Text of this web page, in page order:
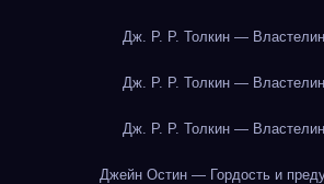
Дж. Р. Р. Толкин —
Дж. Р. Р. Толкин —
Дж. Р. Р. Толкин —
Джейн Остин — Гордость и